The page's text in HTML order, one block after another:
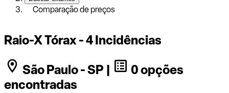
Comparação de preços
Raio-X Tórax - 4 Incidências
São Paulo - SP |
0 opções
encontradas